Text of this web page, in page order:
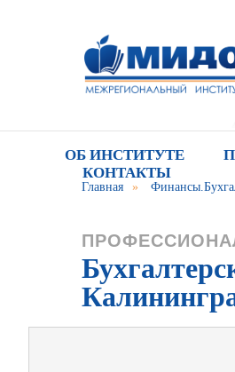
ОБ ИНСТИТУТЕ
КОНТАКТЫ
Главная »